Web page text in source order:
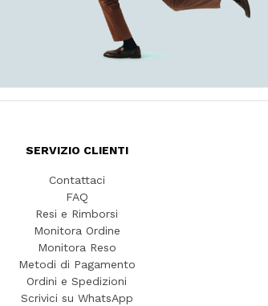
SERVIZIO CLIENTI
Contattaci
FAQ
Resi e Rimborsi
Monitora Ordine
Monitora Reso
Metodi di Pagamento
Ordini e Spedizioni
Scrivici su WhatsApp